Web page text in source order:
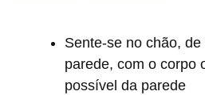
Sente-se no chão,
parede, com o corpo
possível da parede